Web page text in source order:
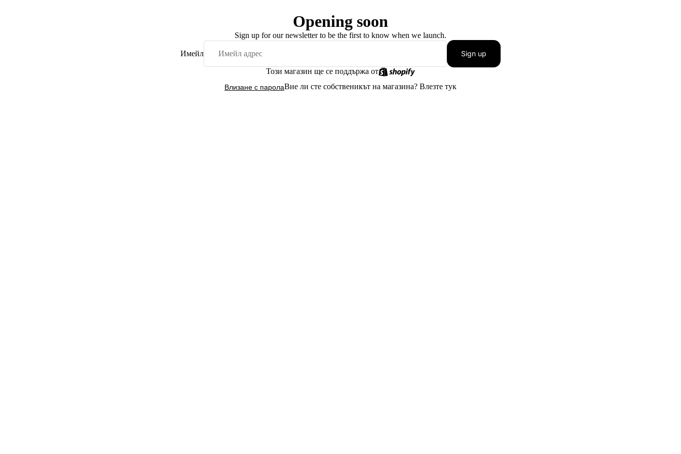
Opening soon
Sign up for our newsletter to be the first to know when we launch.
Имейл Sign up
Този магазин ще се поддържа от
Влизане с паролаВие ли сте собственикът на магазина? Влезте тук